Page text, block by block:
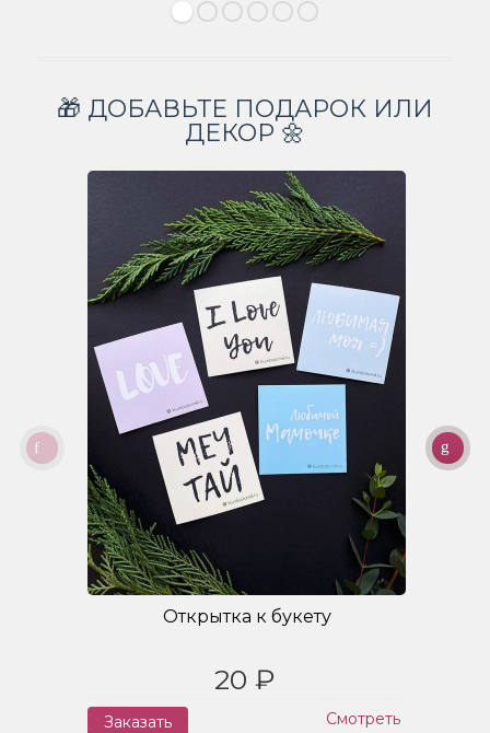
🎁 ДОБАВЬТЕ ПОДАРОК ИЛИ
ДЕКОР 🌼
Открытка к букету
20 ₽
Заказать Смотреть